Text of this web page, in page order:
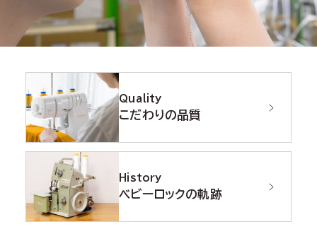
Quality
こだわりの品質
History
ベビーロックの軌跡